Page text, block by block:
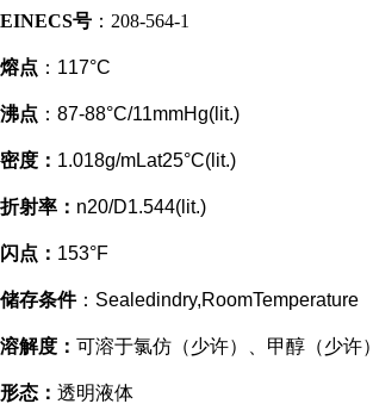
EINECS号 ：208-564-1
熔点 ：117°C
沸点 ：87-88°C/11mmHg(lit.)
密度： 1.018g/mLat25°C(lit.)
折射率： n20/D1.544(lit.)
闪点： 153°F
储存条件：Sealedindry,RoomTemperature
溶解度： 可溶于氯仿（少许）、甲醇（少许）
形态： 透明液体